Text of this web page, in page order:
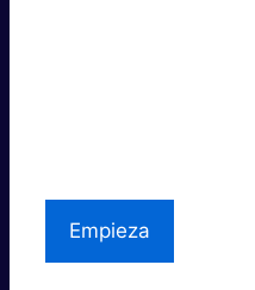
Empieza